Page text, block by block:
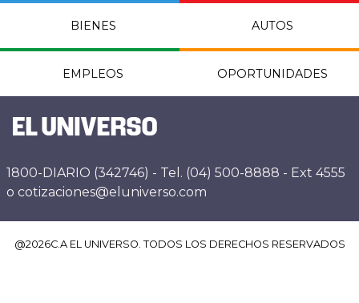
BIENES AUTOS
EMPLEOS OPORTUNIDADES
1800-DIARIO (342746) - Tel. (04) 500-8888 - Ext 4555
o cotizaciones@eluniverso.com
@2026C.A EL UNIVERSO. TODOS LOS DERECHOS RESERVADOS